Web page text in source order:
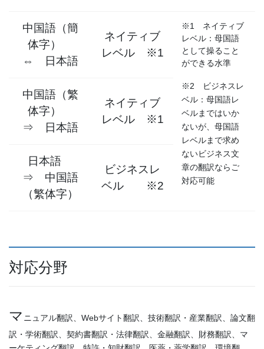
中国語（簡
体字）
⇔ 日本語
ネイティブ
レベル ※1
※1 ネイティブ
レベル：母国語
として操ること
ができる水準
※2 ビジネスレ
ベル：母国語レ
ベルまではいか
ないが、母国語
レベルまで求め
ないビジネス文
章の翻訳ならご
対応可能
中国語（繁
体字）
⇒ 日本語
ネイティブ
レベル ※1
日本語
⇒ 中国語
（繁体字）
ビジネスレ
ベル ※2
対応分野
マ ニュアル翻訳、Webサイト翻訳、技術翻訳・産業翻訳、論文翻
訳・学術翻訳、契約書翻訳・法律翻訳、金融翻訳、財務翻訳、マ